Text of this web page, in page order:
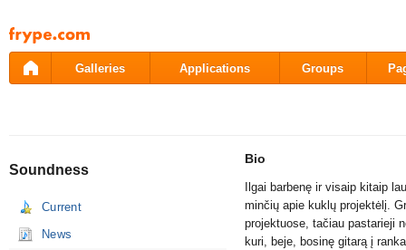
Pāriet
uz
saturu
Galleries Applications Groups
Soundness
Current
News
Bio
Ilgai barbenę ir visaip kitaip
minčių apie kuklų projektėlį.
projektuose, tačiau pastarieji
kuri, beje, bosinę gitarą į